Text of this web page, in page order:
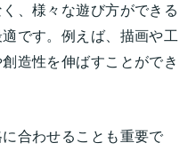
、様々な遊び方ができる
です。例えば、描画や工
造性を伸ばすことができ
合わせることも重要で